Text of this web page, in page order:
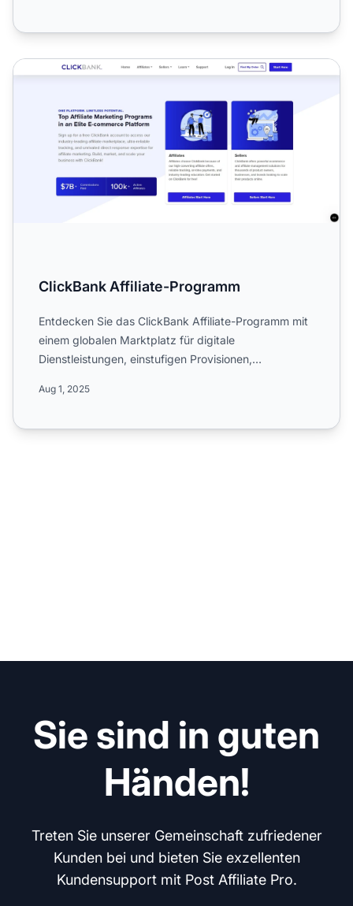
ClickBank Affiliate-Programm
ClickBank Affiliate-Programm
Entdecken Sie das ClickBank Affiliate-Programm mit
einem globalen Marktplatz für digitale
Dienstleistungen, einstufigen Provisionen,
Aug 1, 2025
Sie sind in guten
Händen!
Treten Sie unserer Gemeinschaft zufriedener
Kunden bei und bieten Sie exzellenten
Kundensupport mit Post Affiliate Pro.